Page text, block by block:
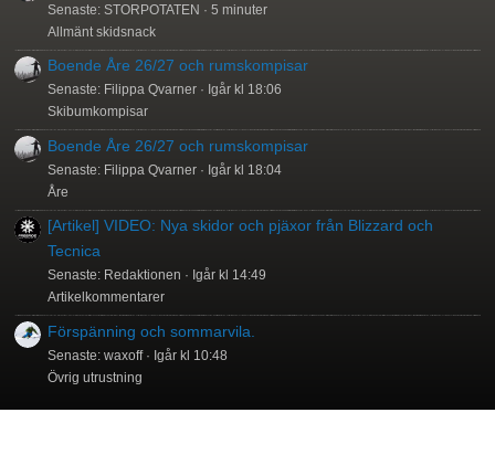
Senaste: STORPOTATEN
5 minuter
Allmänt skidsnack
Boende Åre 26/27 och rumskompisar
Senaste: Filippa Qvarner
Igår kl 18:06
Skibumkompisar
Boende Åre 26/27 och rumskompisar
Senaste: Filippa Qvarner
Igår kl 18:04
Åre
[Artikel] VIDEO: Nya skidor och pjäxor från Blizzard och
Tecnica
Senaste: Redaktionen
Igår kl 14:49
Artikelkommentarer
Förspänning och sommarvila.
Senaste: waxoff
Igår kl 10:48
Övrig utrustning